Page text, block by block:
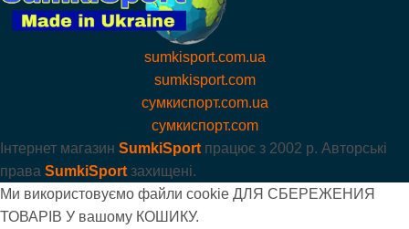
sumkisport.com.ua
sumkisport.com
сумкиспорт.com.ua
сумкиспорт.com
Інтернет магазин SumkiSportпрацює з 2002 р. Авторські
права SumkiSportзахищені.
Ми використовуємо файли cookie ДЛЯ СБЕРЕЖЕНИЯ
ТОВАРІВ У вашому КОШИКУ.